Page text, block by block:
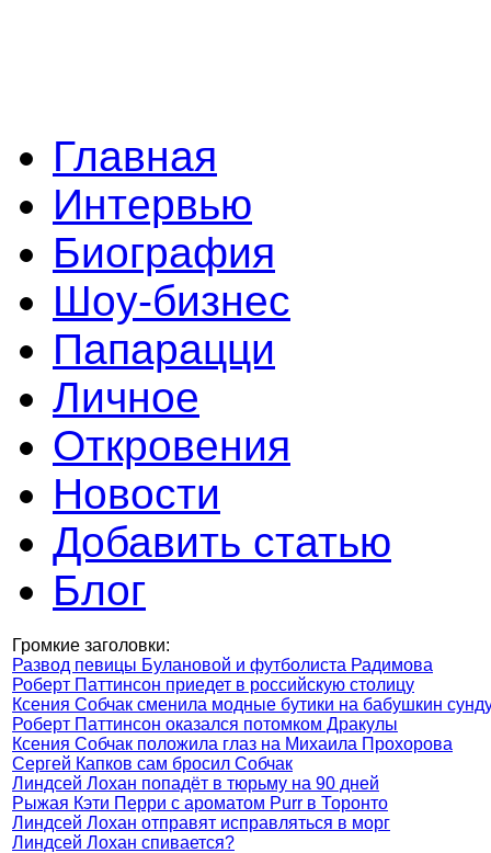
Главная
Интервью
Биография
Шоу-бизнес
Папарацци
Личное
Откровения
Новости
Добавить статью
Блог
Громкие заголовки:
Развод певицы Булановой и футболиста Радимова
Роберт Паттинсон приедет в российскую столицу
Ксения Собчак сменила модные бутики на бабушкин
Роберт Паттинсон оказался потомком Дракулы
Ксения Собчак положила глаз на Михаила Прохорова
Сергей Капков сам бросил Собчак
Линдсей Лохан попадёт в тюрьму на 90 дней
Рыжая Кэти Перри с ароматом Purr в Торонто
Линдсей Лохан отправят исправляться в морг
Линдсей Лохан спивается?